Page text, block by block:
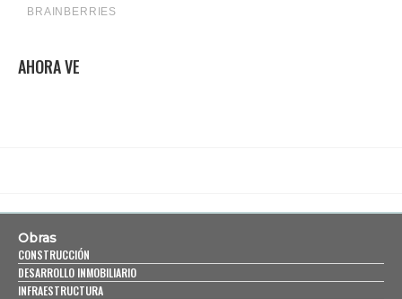
AHORA VE
Obras
CONSTRUCCIÓN
DESARROLLO INMOBILIARIO
INFRAESTRUCTURA